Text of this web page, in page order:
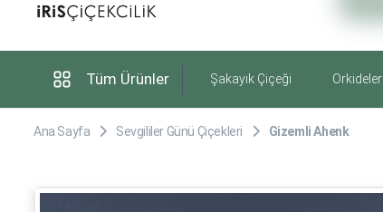
Tüm Ürünler Şakayık Çiçeği Orkideler
Ana Sayfa Sevgililer Günü Çiçekleri Gizemli Ahenk